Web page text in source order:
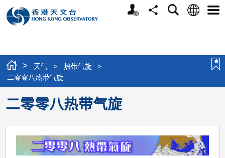
个
分
搜
语
选
> 天气 > 热带气旋
>
二零零八热带气旋
二零零八热带气旋